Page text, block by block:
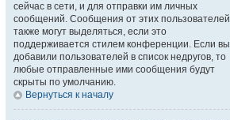
сейчас в сети, и для отправки им личных
сообщений. Сообщения от этих пользователей
также могут выделяться, если это
поддерживается стилем конференции. Если вы
добавили пользователей в список недругов, то
любые отправленные ими сообщения будут
скрыты по умолчанию.
Вернуться к началу